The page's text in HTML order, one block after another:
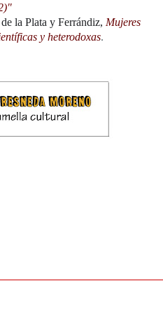
la Plata y Ferrándiz, Mujeres
y heterodoxas.